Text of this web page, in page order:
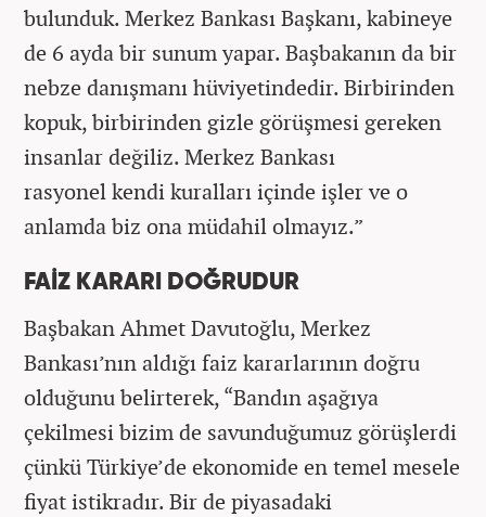
bulunduk. Merkez Bankası Başkanı, kabineye
de 6 ayda bir sunum yapar. Başbakanın da bir
nebze danışmanı hüviyetindedir. Birbirinden
kopuk, birbirinden gizle görüşmesi gereken
insanlar değiliz. Merkez Bankası
rasyonel kendi kuralları içinde işler ve o
anlamda biz ona müdahil olmayız.”
FAİZ KARARI DOĞRUDUR
Başbakan Ahmet Davutoğlu, Merkez
Bankası’nın aldığı faiz kararlarının doğru
olduğunu belirterek, “Bandın aşağıya
çekilmesi bizim de savunduğumuz görüşlerdi
çünkü Türkiye’de ekonomide en temel mesele
fiyat istikradır. Bir de piyasadaki